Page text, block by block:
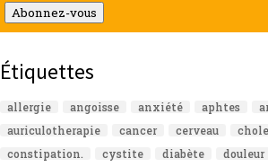
mail
Abonnez-vous
Étiquettes
allergie angoisse anxiété aphtes
auriculotherapie
cancer cerveau
constipation.
cystite diabète douleur